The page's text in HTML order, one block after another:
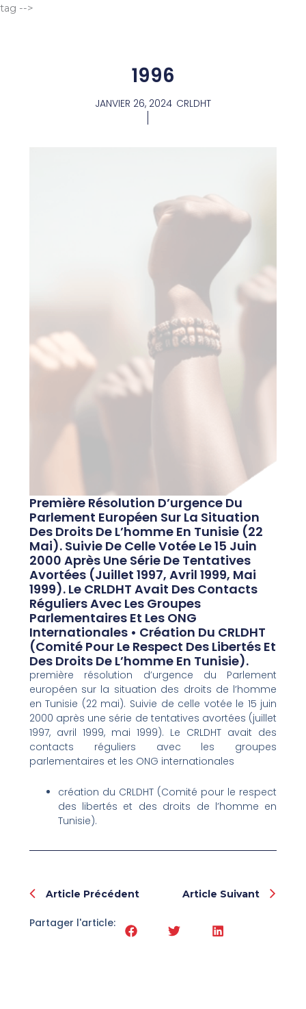
tag -->
1996
JANVIER 26, 2024 CRLDHT
Première Résolution D’urgence Du
Parlement Européen Sur La Situation
Des Droits De L’homme En Tunisie (22
Mai). Suivie De Celle Votée Le 15 Juin
2000 Après Une Série De Tentatives
Avortées (juillet 1997, Avril 1999, Mai
1999). Le CRLDHT Avait Des Contacts
Réguliers Avec Les Groupes
Parlementaires Et Les ONG
Internationales • Création Du CRLDHT
(Comité Pour Le Respect Des Libertés Et
Des Droits De L’homme En Tunisie).
première résolution d’urgence du Parlement
européen sur la situation des droits de l’homme
en Tunisie (22 mai). Suivie de celle votée le 15 juin
2000 après une série de tentatives avortées (juillet
1997, avril 1999, mai 1999). Le CRLDHT avait des
contacts réguliers avec les groupes
parlementaires et les ONG internationales
création du CRLDHT (Comité pour le respect
des libertés et des droits de l’homme en
Tunisie).
Prev
Article Précédent Article Suivant
Partager l'article: